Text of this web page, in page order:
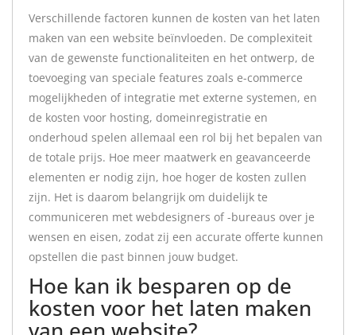
Verschillende factoren kunnen de kosten van het laten
maken van een website beïnvloeden. De complexiteit
van de gewenste functionaliteiten en het ontwerp, de
toevoeging van speciale features zoals e-commerce
mogelijkheden of integratie met externe systemen, en
de kosten voor hosting, domeinregistratie en
onderhoud spelen allemaal een rol bij het bepalen van
de totale prijs. Hoe meer maatwerk en geavanceerde
elementen er nodig zijn, hoe hoger de kosten zullen
zijn. Het is daarom belangrijk om duidelijk te
communiceren met webdesigners of -bureaus over je
wensen en eisen, zodat zij een accurate offerte kunnen
opstellen die past binnen jouw budget.
Hoe kan ik besparen op de
kosten voor het laten maken